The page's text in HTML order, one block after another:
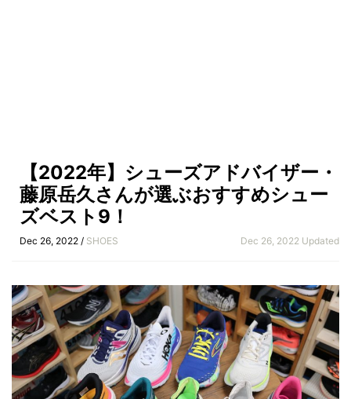
【2022年】シューズアドバイザー・
藤原岳久さんが選ぶおすすめシュー
ズベスト9！
Dec 26, 2022 / SHOES Dec 26, 2022 Updated